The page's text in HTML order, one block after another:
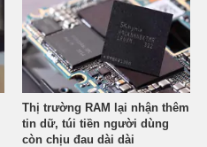
Thị trường RAM lại nhận thêm
tin dữ, túi tiền người dùng
còn chịu đau dài dài